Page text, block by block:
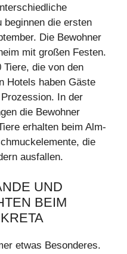
beginnen die ersten
Die Bewohner
mit großen Festen.
die von den
Hotels haben Gäste
In der
die Bewohner
erhalten beim Alm-
die
ausfallen.
UND
BEIM
etwas Besonderes.